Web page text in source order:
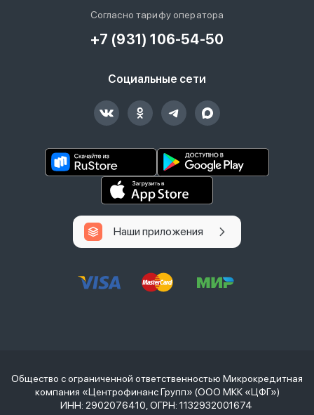
Согласно тарифу оператора
+7 (931) 106-54-50
Социальные сети
Наши приложения
Общество с ограниченной ответственностью Микрокредитная
компания «Центрофинанс Групп» (ООО МКК «ЦФГ»)
ИНН: 2902076410, ОГРН: 1132932001674